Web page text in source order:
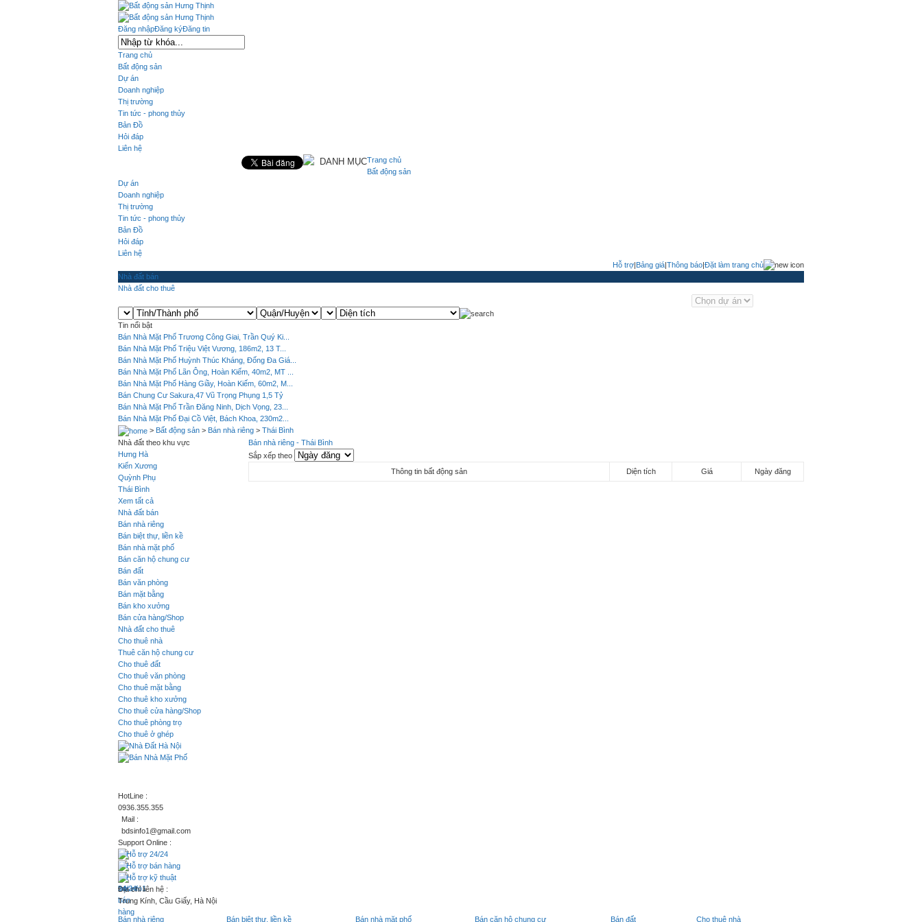
Đăng ký
Đăng nhập Đăng tin
Trang chủ
Bất động sản
Dự án
Doanh nghiệp
Thị trường
Tin tức - phong thủy
Bản Đồ
Hỏi đáp
Liên hệ
DANH MỤCTrang chủ
Bất động sản
Dự án
Doanh nghiệp
Thị trường
Tin tức - phong thủy
Bản Đồ
Hỏi đáp
Liên hệ
Hỗ trợ|Bảng giá|Thông báo|Đặt làm trang chủ
Nhà đất bán
Nhà đất cho thuê
Tin nổi bật
Bán Nhà Mặt Phố Trương Công Giai, Trần Quý Ki...
Bán Nhà Mặt Phố Triệu Việt Vương, 186m2, 13 T...
Bán Nhà Mặt Phố Huỳnh Thúc Kháng, Đống Đa Giá...
Bán Nhà Mặt Phố Lãn Ông, Hoàn Kiếm, 40m2, MT ...
Bán Nhà Mặt Phố Hàng Giầy, Hoàn Kiếm, 60m2, M...
Bán Chung Cư Sakura,47 Vũ Trọng Phụng 1,5 Tỷ
Bán Nhà Mặt Phố Trần Đăng Ninh, Dịch Vọng, 23...
Bán Nhà Mặt Phố Đại Cồ Việt, Bách Khoa, 230m2...
> Bất động sản > Bán nhà riêng > Thái Bình
Nhà đất theo khu vực
Hưng Hà
Kiến Xương
Quỳnh Phụ
Thái Bình
Xem tất cả
Nhà đất bán
Bán nhà riêng
Bán biệt thự, liền kề
Bán nhà mặt phố
Bán căn hộ chung cư
Bán đất
Bán văn phòng
Bán mặt bằng
Bán kho xưởng
Bán cửa hàng/Shop
Nhà đất cho thuê
Cho thuê nhà
Thuê căn hộ chung cư
Cho thuê đất
Cho thuê văn phòng
Cho thuê mặt bằng
Cho thuê kho xưởng
Cho thuê cửa hàng/Shop
Cho thuê phòng trọ
Cho thuê ở ghép
Bán nhà riêng - Thái Bình
Sắp xếp theo
Thông tin bất động sản
Diện tích Giá Ngày đăng
HotLine :
0936.355.355
Mail :
bdsinfo1@gmail.com
Support Online :
Hỗ trợ 24/24
Hỗ trợ bán hàng
Hỗ trợ kỹ thuật
Địa chỉ liên hệ :
Trung Kính, Cầu Giấy, Hà Nội
Bán nhà riêng Bán biệt thự, liền kề Bán nhà mặt phố Bán căn hộ chung cư Bán đất Cho thuê nhà